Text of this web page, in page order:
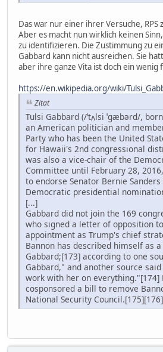
Das war nur einer ihrer Versuche, RPS
Aber es macht nun wirklich keinen Sinn,
zu identifizieren. Die Zustimmung zu
Gabbard kann nicht ausreichen. Sie
aber ihre ganze Vita ist doch ein wenig
https://en.wikipedia.org/wiki/
Zitat
Tulsi Gabbard (/ˈtʌlsi ˈɡæbərd/,
an American politician and
Party who has been the United
for Hawaii's 2nd congressional
was also a vice-chair of the
Committee until February 28,
to endorse Senator Bernie
Democratic presidential
[...]
Gabbard did not join the 169
who signed a letter of opposition
appointment as Trump's chief
Bannon has described himself as
Gabbard;[173] according to one
Gabbard," and another source
work with her on everything."[174]
cosponsored a bill to remove
National Security Council.[175][176]